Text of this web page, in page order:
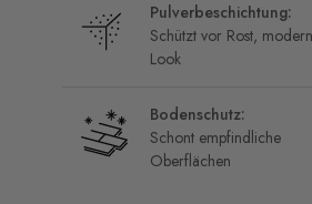
Pulverbeschichtung:
Schützt vor Rost,
Look
Bodenschutz:
Schont empfindliche
Oberflächen